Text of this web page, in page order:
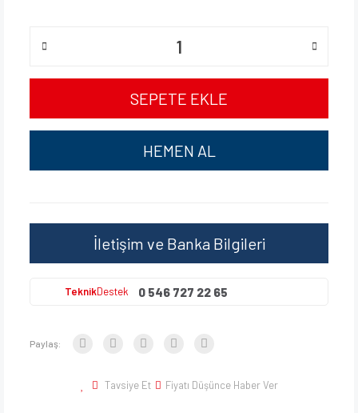
SEPETE EKLE
HEMEN AL
İletişim ve Banka Bilgileri
TeknikDestek 0 546 727 22 65
Paylaş:
Tavsiye Et Fiyatı Düşünce Haber Ver